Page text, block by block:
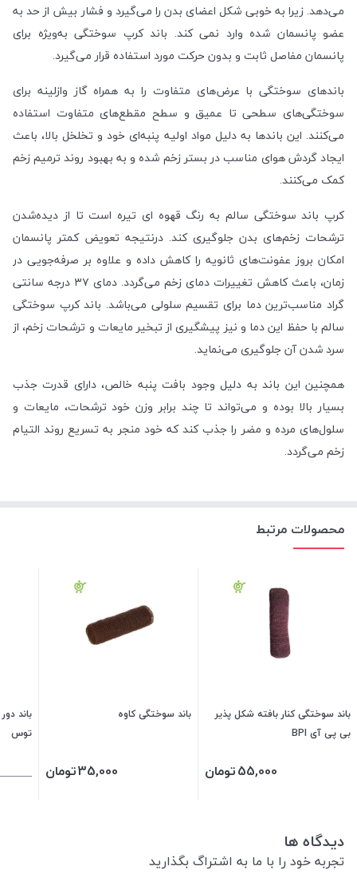
می‌دهد. زیرا به خوبی شکل اعضای بدن را می‌گیرد و فشار بیش از حد به
عضو پانسمان شده وارد نمی کند. باند کرپ سوختگی به‌ویژه برای
پانسمان مفاصل ثابت و بدون حرکت مورد استفاده قرار می‌گیرد.
باندهای سوختگی با عرض‌های متفاوت را به همراه گاز وازلینه برای
سوختگی‌های سطحی تا عمیق و سطح مقطع‌های متفاوت استفاده
می‌کنند. این باندها به دلیل مواد اولیه پنبه‌ای خود و تخلخل بالا، باعث
ایجاد گردش هوای مناسب در بستر زخم شده و به بهبود روند ترمیم زخم
کمک می‌کنند.
کرپ باند سوختگی سالم به رنگ قهوه ای تیره است تا از دیده‌شدن
ترشحات زخم‌های بدن جلوگیری کند. درنتیجه تعویض کمتر پانسمان
امکان بروز عفونت‌های ثانویه را کاهش داده و علاوه بر صرفه‌جویی در
زمان، باعث کاهش تغییرات دمای زخم می‌گردد. دمای ۳۷ درجه سانتی
گراد مناسب‌ترین دما برای تقسیم سلولی می‌باشد. باند کرپ سوختگی
سالم با حفظ این دما و نیز پیشگیری از تبخیر مایعات و ترشحات زخم، از
سرد شدن آن جلوگیری می‌نماید.
همچنین این باند به دلیل وجود بافت پنبه خالص، دارای قدرت جذب
بسیار بالا بوده و می‌تواند تا چند برابر وزن خود ترشحات، مایعات و
سلول‌های مرده و مضر را جذب کند که خود منجر به تسریع روند التیام
زخم می‌گردد.
محصولات مرتبط
باند سوختگی کنار بافته شکل پذیر
بی پی آی BPI
55,000تومان
باند سوختگی کاوه
35,000تومان
توس
دیدگاه ها
تجربه خود را با ما به اشتراگ بگذارید